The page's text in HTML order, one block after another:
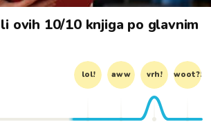
ovih 10/10 knjiga po glavnim
lol! aww vrh! woot?!